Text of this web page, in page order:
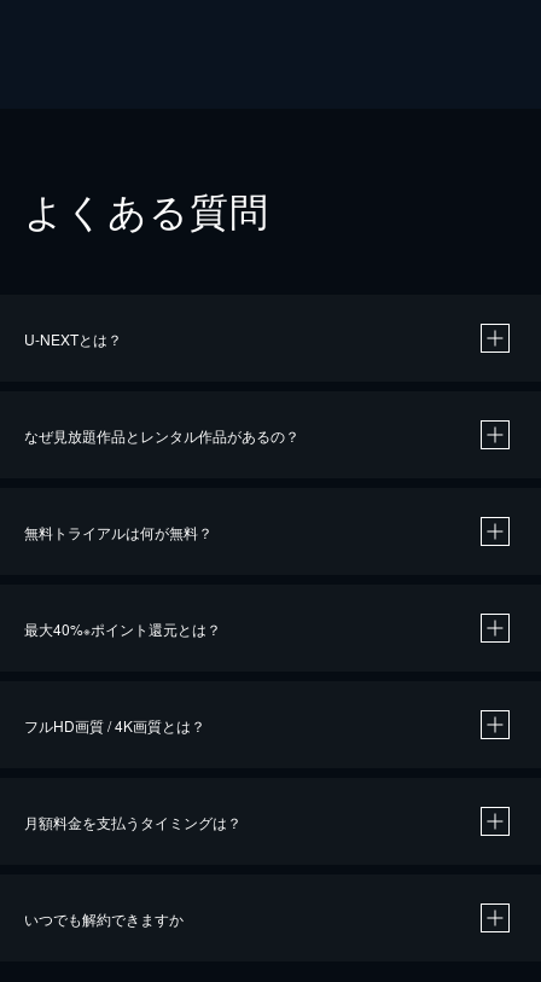
よくある質問
U-NEXTとは？
なぜ見放題作品とレンタル作品があるの？
無料トライアルは何が無料？
最大40%※ポイント還元とは？
※40％ポイント還元の対象は、クレジットカード決済による作品の購入 / レンタルです。
フルHD画質 / 4K画質とは？
月額料金を支払うタイミングは？
いつでも解約できますか